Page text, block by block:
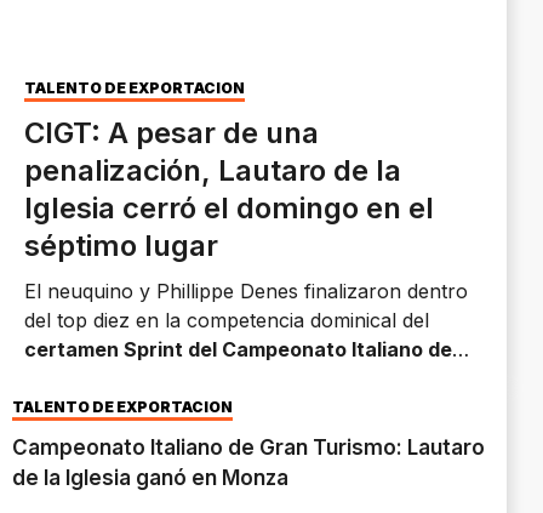
TALENTO DE EXPORTACIÓN
CIGT: A pesar de una
penalización, Lautaro de la
Iglesia cerró el domingo en el
séptimo lugar
El neuquino y Phillippe Denes finalizaron dentro
del top diez en la competencia dominical del
certamen Sprint del Campeonato Italiano de
TALENTO DE EXPORTACIÓN
Campeonato Italiano de Gran Turismo: Lautaro
de la Iglesia ganó en Monza